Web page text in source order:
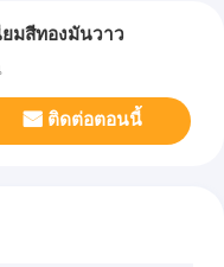
มสีทองมันวาว
ติดต่อตอนนี้